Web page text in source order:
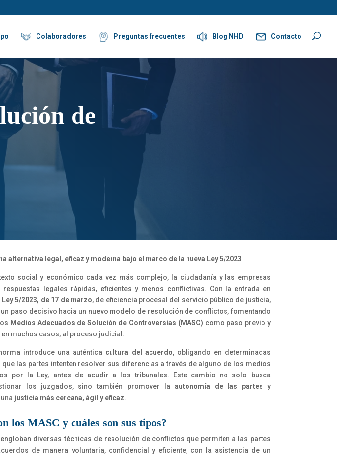
Colaboradores Preguntas frecuentes Blog NHD Contacto
de
alternativa legal, eficaz y moderna bajo el marco de la nueva Ley 5/2023
social y económico cada vez más complejo, la ciudadanía y las empresas
respuestas legales rápidas, eficientes y menos conflictivas. Con la entrada en
Ley 5/2023, de 17 de marzo, de eficiencia procesal del servicio público de justicia,
un paso decisivo hacia un nuevo modelo de resolución de conflictos, fomentando
Medios Adecuados de Solución de Controversias (MASC) como paso previo y
muchos casos, al proceso judicial.
introduce una auténtica cultura del acuerdo, obligando en determinadas
que las partes intenten resolver sus diferencias a través de alguno de los medios
por la Ley, antes de acudir a los tribunales. Este cambio no solo busca
los juzgados, sino también promover la autonomía de las partes y
justicia más cercana, ágil y eficaz.
los MASC y cuáles son sus tipos?
engloban diversas técnicas de resolución de conflictos que permiten a las partes
de manera voluntaria, confidencial y eficiente, con la asistencia de un